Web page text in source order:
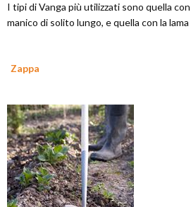
I tipi di Vanga più utilizzati sono quella con
manico di solito lungo, e quella con la
Zappa